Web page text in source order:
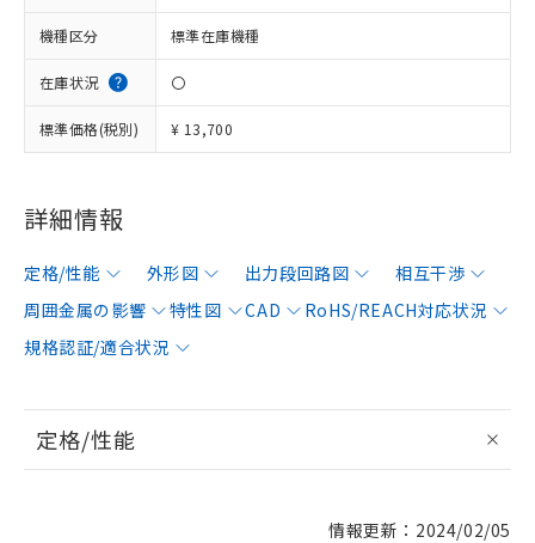
機種区分 標準在庫機種
在庫状況 〇
標準価格(税別) ¥ 13,700
詳細情報
定格/性能 外形図 出力段回路図
相互干渉
周囲金属の影響
特性図 CAD
RoHS/REACH対応状況
規格認証/適合状況
定格/性能
情報更新：2024/02/05